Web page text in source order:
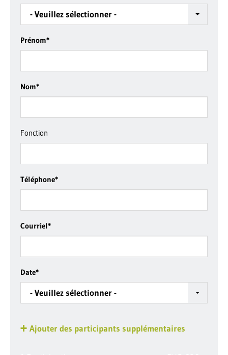
- Veuillez sélectionner -
Prénom*
Nom*
Fonction
Téléphone*
Courriel*
Date*
- Veuillez sélectionner -
Ajouter des participants supplémentaires